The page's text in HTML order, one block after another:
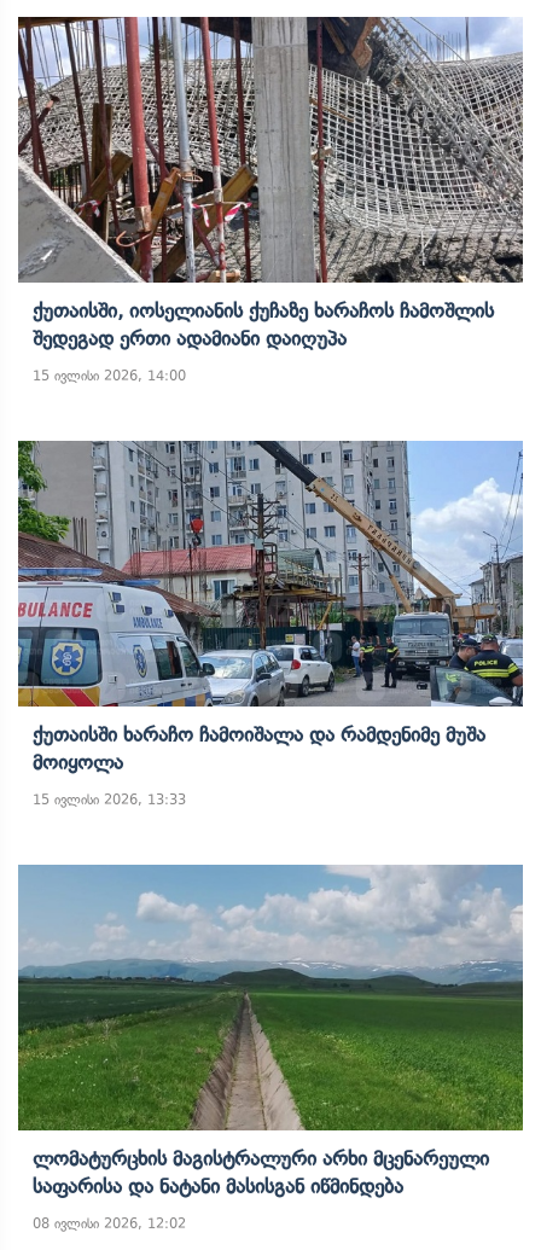
Ქუთაისში, Იოსელიანის Ქუჩაზე Ხარაჩოს Ჩამოშლის
Შედეგად Ერთი Ადამიანი Დაიღუპა
15 ივლისი 2026, 14:00
Ქუთაისში Ხარაჩო Ჩამოიშალა Და Რამდენიმე Მუშა
Მოიყოლა
15 ივლისი 2026, 13:33
Ლომატურცხის Მაგისტრალური Არხი Მცენარეული
Საფარისა Და Ნატანი Მასისგან Იწმინდება
08 ივლისი 2026, 12:02